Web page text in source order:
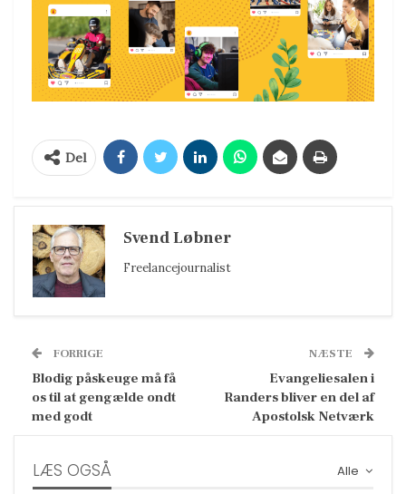
Del
Svend Løbner
Freelancejournalist
FORRIGE
Blodig påskeuge må få
os til at gengælde ondt
med godt
NÆSTE
Evangeliesalen i
Randers bliver en del af
Apostolsk Netværk
Alle
LÆS OGSÅ